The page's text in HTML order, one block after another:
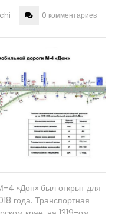
0 комментариев
4 «Дон» был открыт для
года. Транспортная